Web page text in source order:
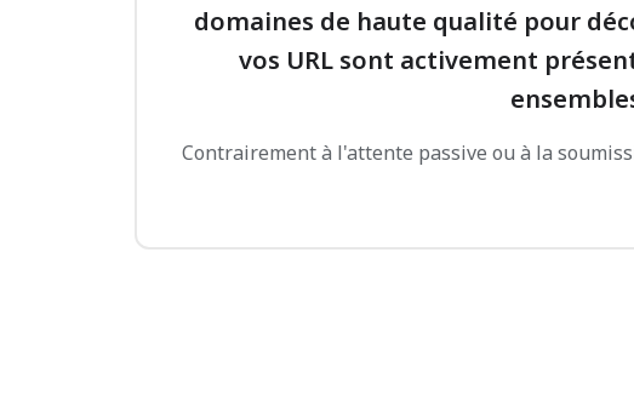
domaines de haute qualité pour
vos URL sont activement
Contrairement à l'attente passive ou à la